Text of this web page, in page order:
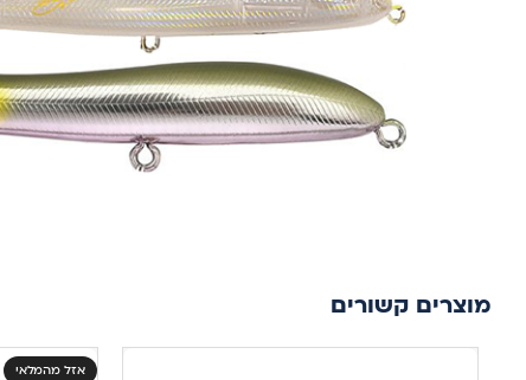
מוצרים קשורים
אזל מהמלאי